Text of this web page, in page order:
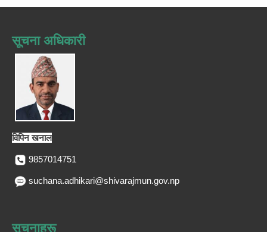
सूचना अधिकारी
विपिन खनाल
9857014751
suchana.adhikari@shivarajmun.gov.np
सूचनाहरू